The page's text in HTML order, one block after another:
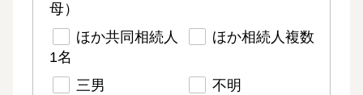
母）
ほか共同相続人
1名
ほか相続人複数
三男
不明